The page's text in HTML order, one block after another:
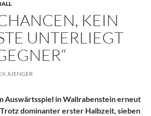
KEIN
UNTERLIEGT
JUENGER
Auswärtsspiel in Wallrabenstein erneut
dominanter erster Halbzeit, sieben